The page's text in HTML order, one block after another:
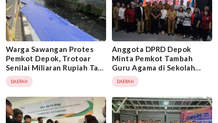
Warga Sawangan Protes
Pemkot Depok, Trotoar
Senilai Miliaran Rupiah Tapi
Baru Setahun Sudah Rusak
DAERAH
Anggota DPRD Depok
Minta Pemkot Tambah
Guru Agama di Sekolah
Negeri
DAERAH